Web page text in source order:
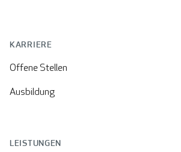
KARRIERE
Offene Stellen
Ausbildung
LEISTUNGEN